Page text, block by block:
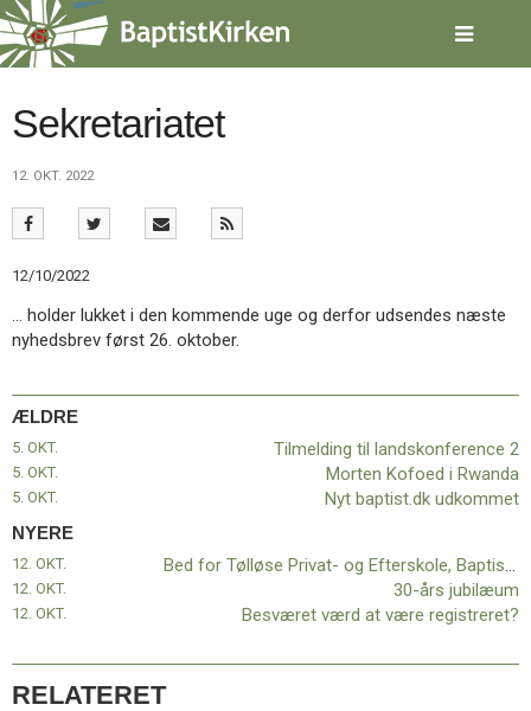
Spring
menu
over
gå
tilbage
forsiden
2.0:
Nyheder
3.0:
Kalender
4.0:
Inspiration
7.0:
Om
8.0:
Kontakt
9.0:
Forside
11.0:
Kalender
12.0:
Inspiration
13.0:
Værktøjskassen
14.0:
Mission
BaptistKirken
16.0:
Kontakt
Sekretariatet
12. OKT. 2022
12/10/2022
… holder lukket i den kommende uge og derfor udsendes næste
nyhedsbrev først 26. oktober.
ÆLDRE
5. OKT. Tilmelding til landskonference 2
5. OKT. Morten Kofoed i Rwanda
5. OKT. Nyt baptist.dk udkommet
NYERE
Bed for Tølløse Privat- og Efterskole, Baptisternes Skoler
12. OKT.
30-års jubilæum
12. OKT.
Besværet værd at være registreret?
12. OKT.
RELATERET